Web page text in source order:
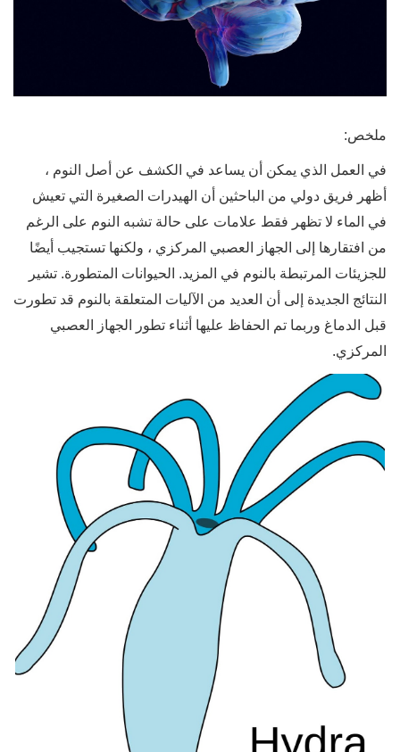
ملخص:
في العمل الذي يمكن أن يساعد في الكشف عن أصل النوم ،
أظهر فريق دولي من الباحثين أن الهيدرات الصغيرة التي تعيش
في الماء لا تظهر فقط علامات على حالة تشبه النوم على الرغم
من افتقارها إلى الجهاز العصبي المركزي ، ولكنها تستجيب أيضًا
للجزيئات المرتبطة بالنوم في المزيد. الحيوانات المتطورة. تشير
النتائج الجديدة إلى أن العديد من الآليات المتعلقة بالنوم قد تطورت
قبل الدماغ وربما تم الحفاظ عليها أثناء تطور الجهاز العصبي
المركزي.